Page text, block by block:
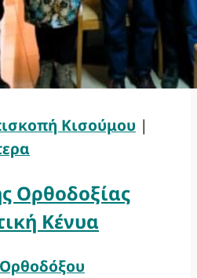
Κισούμου |
Ορθοδοξίας
Κένυα